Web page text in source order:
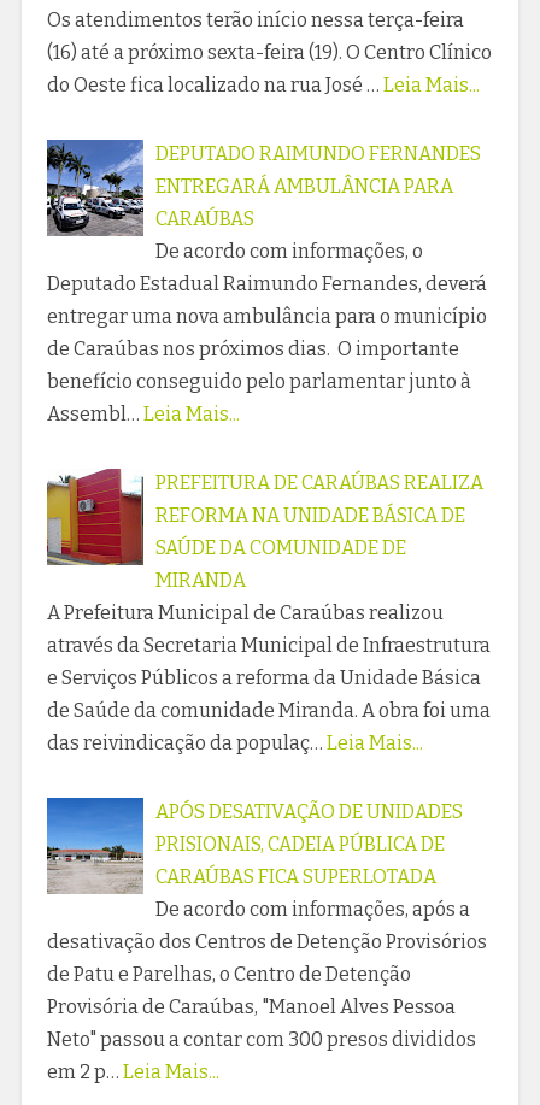
Os atendimentos terão início nessa terça-feira
(16) até a próximo sexta-feira (19). O Centro Clínico
do Oeste fica localizado na rua José … Leia Mais...
DEPUTADO RAIMUNDO FERNANDES
ENTREGARÁ AMBULÂNCIA PARA
CARAÚBAS
De acordo com informações, o
Deputado Estadual Raimundo Fernandes, deverá
entregar uma nova ambulância para o município
de Caraúbas nos próximos dias. O importante
benefício conseguido pelo parlamentar junto à
Assembl… Leia Mais...
PREFEITURA DE CARAÚBAS REALIZA
REFORMA NA UNIDADE BÁSICA DE
SAÚDE DA COMUNIDADE DE
MIRANDA
A Prefeitura Municipal de Caraúbas realizou
através da Secretaria Municipal de Infraestrutura
e Serviços Públicos a reforma da Unidade Básica
de Saúde da comunidade Miranda. A obra foi uma
das reivindicação da populaç… Leia Mais...
APÓS DESATIVAÇÃO DE UNIDADES
PRISIONAIS, CADEIA PÚBLICA DE
CARAÚBAS FICA SUPERLOTADA
De acordo com informações, após a
desativação dos Centros de Detenção Provisórios
de Patu e Parelhas, o Centro de Detenção
Provisória de Caraúbas, "Manoel Alves Pessoa
Neto" passou a contar com 300 presos divididos
em 2 p… Leia Mais...